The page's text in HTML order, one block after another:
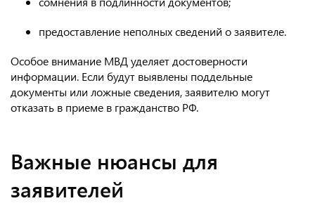
предоставление неполных сведений о заявителе.
Особое внимание МВД уделяет достоверности
информации. Если будут выявлены поддельные
документы или ложные сведения, заявителю могут
отказать в приеме в гражданство РФ.
Важные нюансы для
заявителей